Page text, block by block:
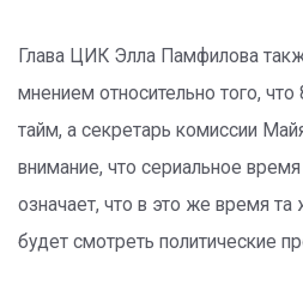
Глава ЦИК Элла Памфилова
мнением относительно того,
тайм, а секретарь комиссии
внимание, что сериальное
означает, что в это же время та
будет смотреть политические